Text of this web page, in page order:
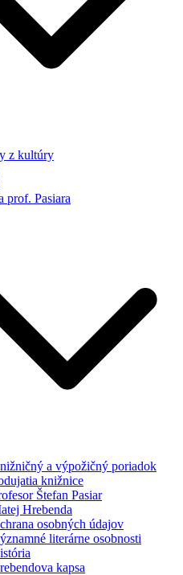
z kultúry
prof. Pasiara
a výpožičný poriadok
knižnice
Štefan Pasiar
Hrebenda
osobných údajov
literárne osobnosti
kapsa